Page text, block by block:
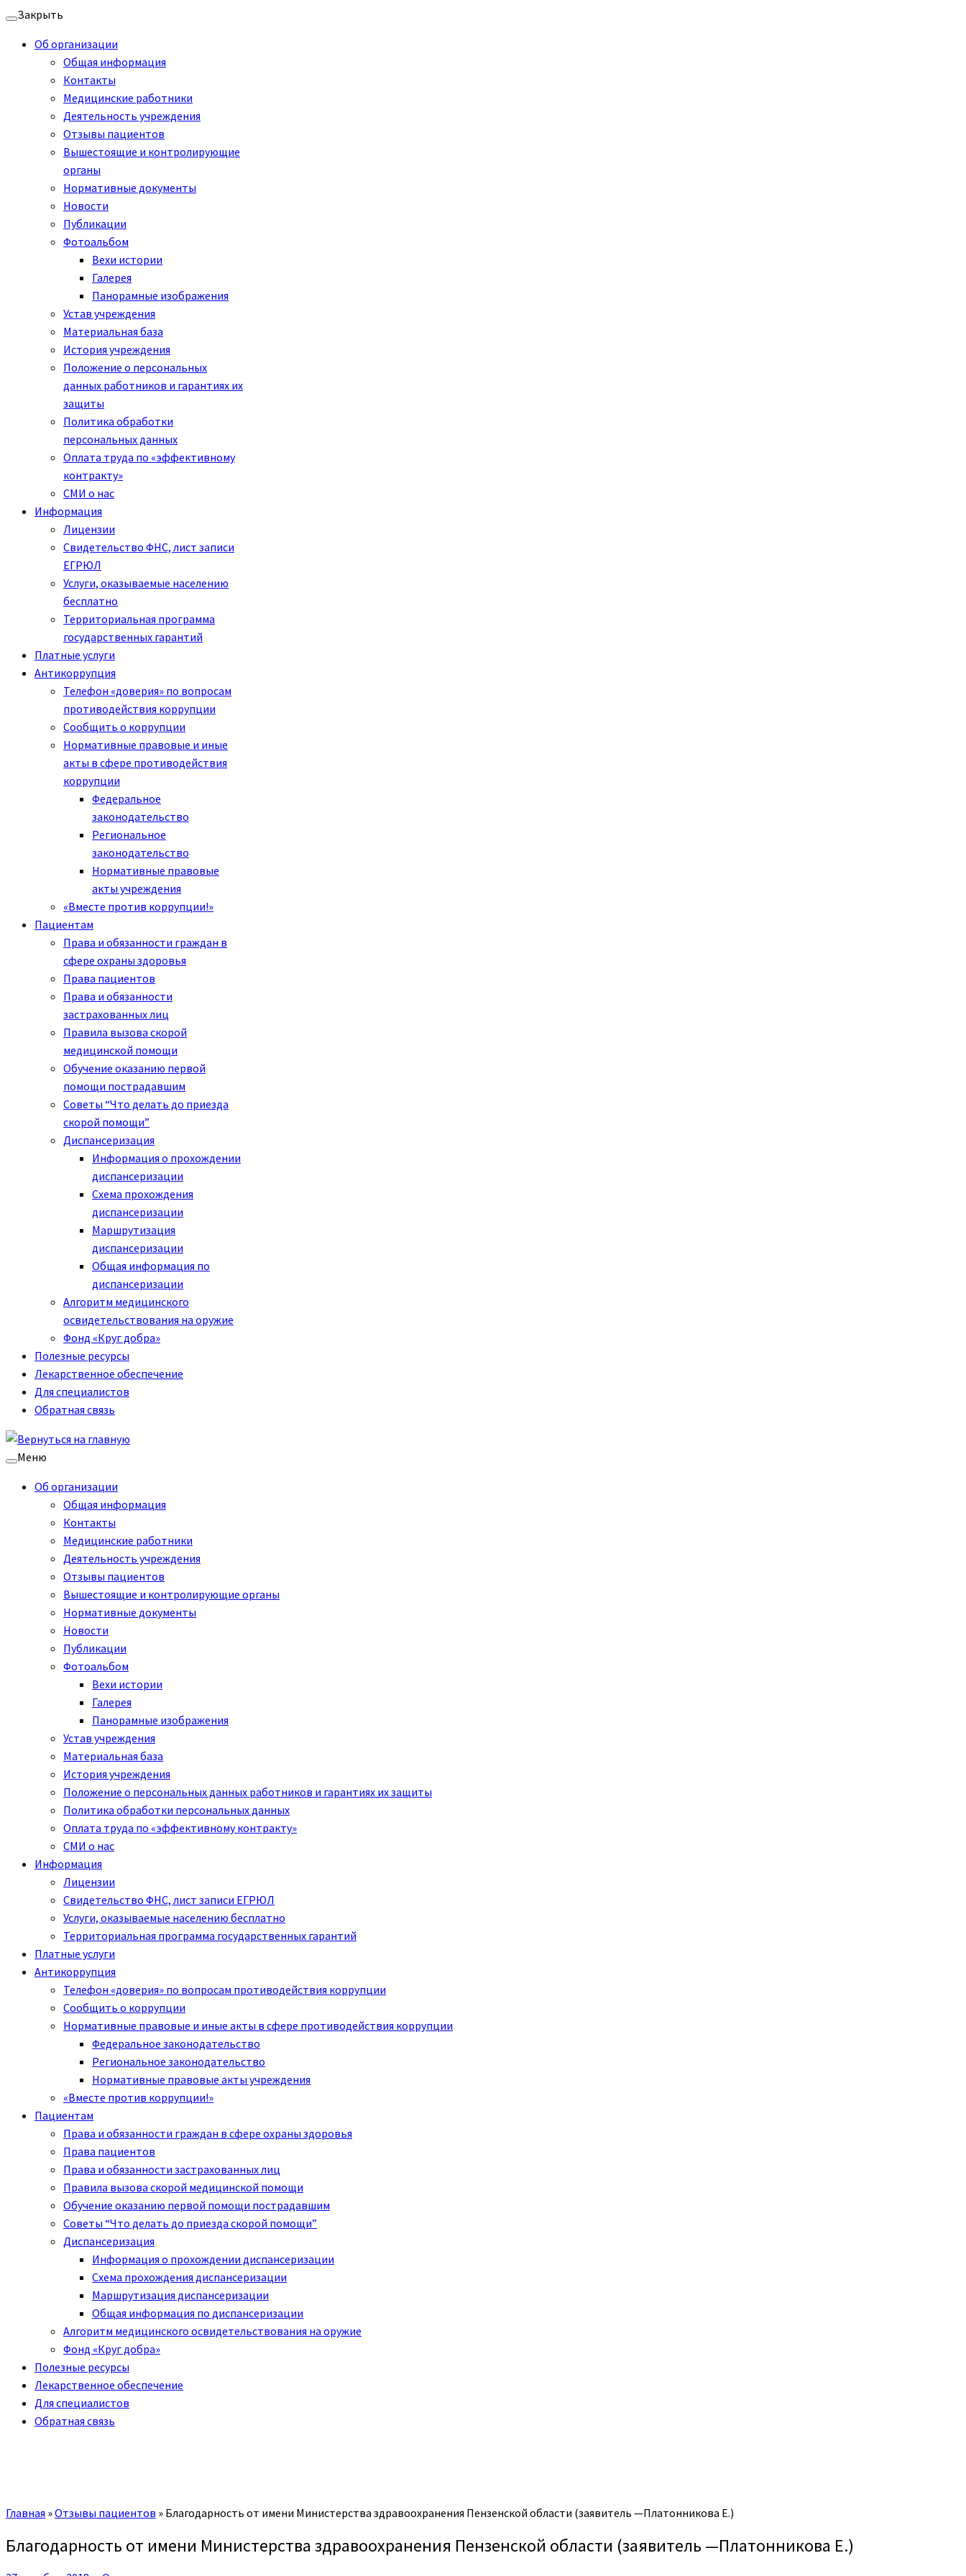
Перейти
содержимому
Закрыть
Об организации
Общая информация
Контакты
Медицинские работники
Деятельность учреждения
Отзывы пациентов
Вышестоящие и контролирующие
органы
Нормативные документы
Новости
Публикации
Фотоальбом
Вехи истории
Галерея
Панорамные изображения
Устав учреждения
Материальная база
История учреждения
Положение о персональных
данных работников и гарантиях их
защиты
Политика обработки
персональных данных
Оплата труда по «эффективному
контракту»
СМИ о нас
Информация
Лицензии
Свидетельство ФНС, лист записи
ЕГРЮЛ
Услуги, оказываемые населению
бесплатно
Территориальная программа
государственных гарантий
Платные услуги
Антикоррупция
Телефон «доверия» по вопросам
противодействия коррупции
Сообщить о коррупции
Нормативные правовые и иные
акты в сфере противодействия
коррупции
Федеральное
законодательство
Региональное
законодательство
Нормативные правовые
акты учреждения
«Вместе против коррупции!»
Пациентам
Права и обязанности граждан в
сфере охраны здоровья
Права пациентов
Права и обязанности
застрахованных лиц
Правила вызова скорой
медицинской помощи
Обучение оказанию первой
помощи пострадавшим
Советы “Что делать до приезда
скорой помощи”
Диспансеризация
Информация о прохождении
диспансеризации
Схема прохождения
диспансеризации
Маршрутизация
диспансеризации
Общая информация по
диспансеризации
Алгоритм медицинского
освидетельствования на оружие
Фонд «Круг добра»
Полезные ресурсы
Лекарственное обеспечение
Для специалистов
Обратная связь
Меню
Об организации
Общая информация
Контакты
Медицинские работники
Деятельность учреждения
Отзывы пациентов
Вышестоящие и контролирующие органы
Нормативные документы
Новости
Публикации
Фотоальбом
Вехи истории
Галерея
Панорамные изображения
Устав учреждения
Материальная база
История учреждения
Положение о персональных данных работников и гарантиях их защиты
Политика обработки персональных данных
Оплата труда по «эффективному контракту»
СМИ о нас
Информация
Лицензии
Свидетельство ФНС, лист записи ЕГРЮЛ
Услуги, оказываемые населению бесплатно
Территориальная программа государственных гарантий
Платные услуги
Антикоррупция
Телефон «доверия» по вопросам противодействия коррупции
Сообщить о коррупции
Нормативные правовые и иные акты в сфере противодействия коррупции
Федеральное законодательство
Региональное законодательство
Нормативные правовые акты учреждения
«Вместе против коррупции!»
Пациентам
Права и обязанности граждан в сфере охраны здоровья
Права пациентов
Права и обязанности застрахованных лиц
Правила вызова скорой медицинской помощи
Обучение оказанию первой помощи пострадавшим
Советы “Что делать до приезда скорой помощи”
Диспансеризация
Информация о прохождении диспансеризации
Схема прохождения диспансеризации
Маршрутизация диспансеризации
Общая информация по диспансеризации
Алгоритм медицинского освидетельствования на оружие
Фонд «Круг добра»
Полезные ресурсы
Лекарственное обеспечение
Для специалистов
Обратная связь
Главная »Отзывы пациентов » Благодарность от имени Министерства здравоохранения Пензенской области (заявитель —Платонникова Е.)
Благодарность от имени Министерства здравоохранения Пензенской области (заявитель —Платонникова Е.)